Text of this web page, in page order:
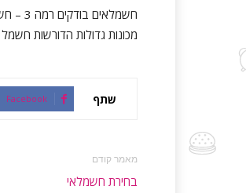
מכונות גדולות הדורשות
שתף Facebook
מאמר קודם
בחירת חשמלאי